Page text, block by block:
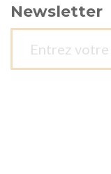
Newsletter